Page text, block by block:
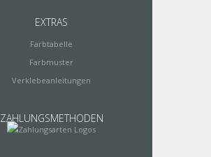
EXTRAS
Farbtabelle
Farbmuster
Verklebeanleitungen
ZAHLUNGSMETHODEN